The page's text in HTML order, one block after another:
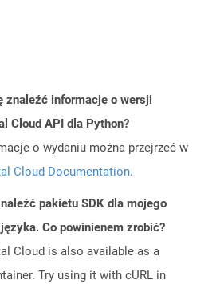
znaleźć informacje o wersji
Cloud API dla Python?
o wydaniu można przejrzeć w
Cloud Documentation.
pakietu SDK dla mojego
Co powinienem zrobić?
Cloud is also available as a
Try using it with cURL in